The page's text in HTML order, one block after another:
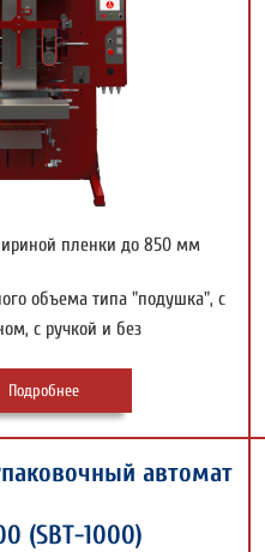
пленки до 850 мм
объема типа "подушка", с
с ручкой и без
Подробнее
автомат
(SBT-1000)